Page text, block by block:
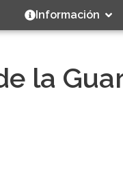
Información
la